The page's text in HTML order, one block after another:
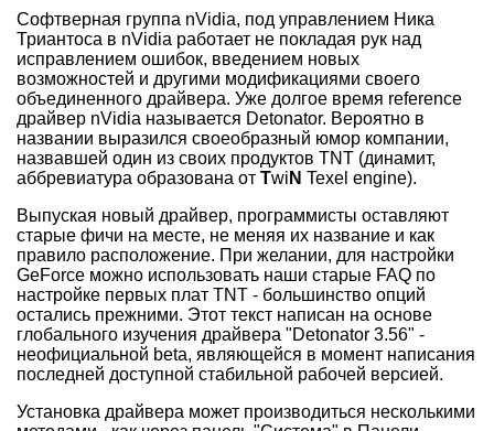
Софтверная группа nVidia, под управлением Ника
Триантоса в nVidia работает не покладая рук над
исправлением ошибок, введением новых
возможностей и другими модификациями своего
объединенного драйвера. Уже долгое время reference
драйвер nVidia называется Detonator. Вероятно в
названии выразился своеобразный юмор компании,
назвавшей один из своих продуктов TNT (динамит,
аббревиатура образована от Twi N Texel engine).
Выпуская новый драйвер, программисты оставляют
старые фичи на месте, не меняя их название и как
правило расположение. При желании, для настройки
GeForce можно использовать наши старые FAQ по
настройке первых плат TNT - большинство опций
остались прежними. Этот текст написан на основе
глобального изучения драйвера "Detonator 3.56" -
неофициальной beta, являющейся в момент написания
последней доступной стабильной рабочей версией.
Установка драйвера может производиться несколькими